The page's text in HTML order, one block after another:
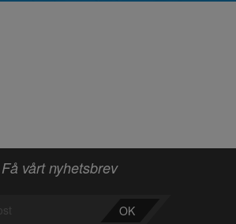
Få vårt nyhetsbrev
OK